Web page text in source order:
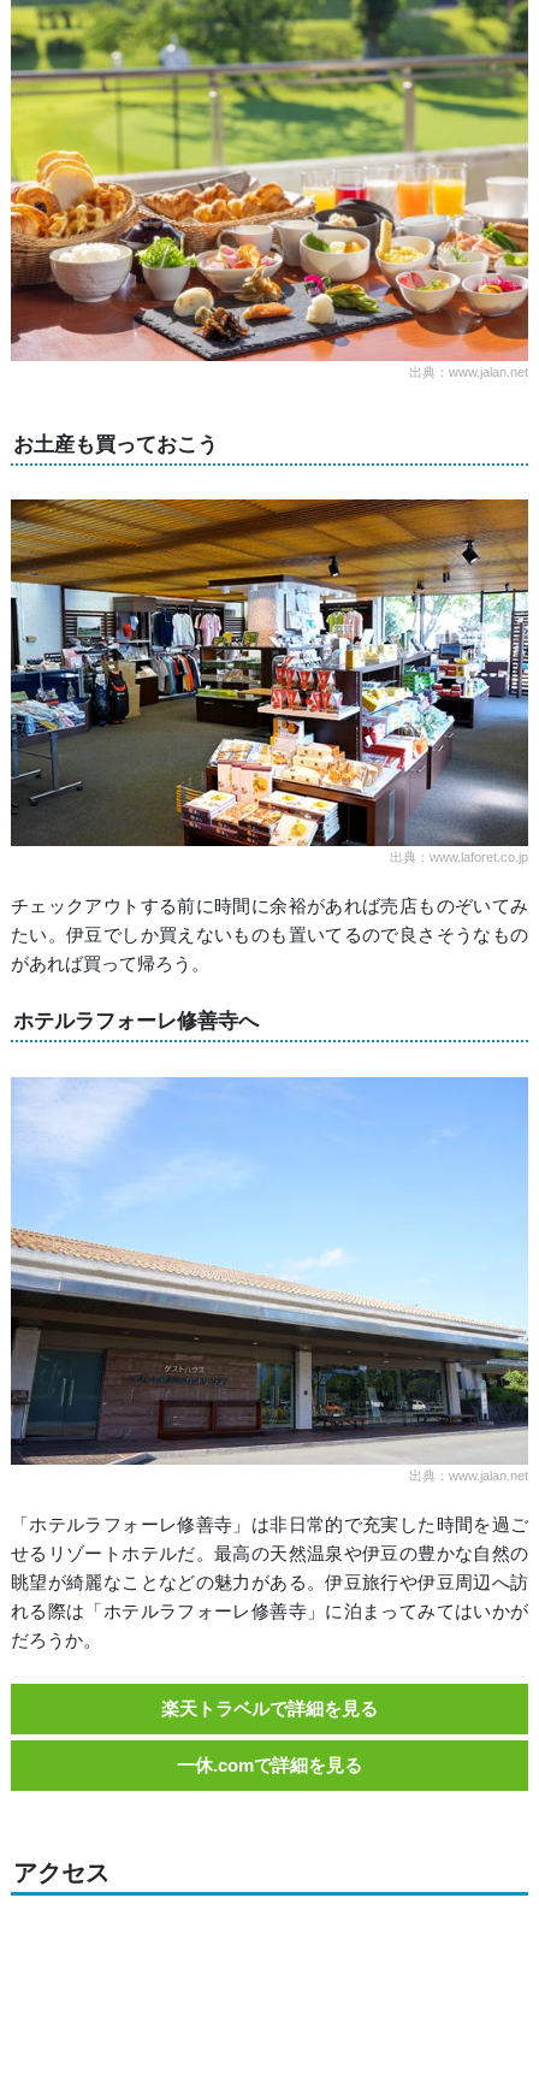
出典：www.jalan.net
お土産も買っておこう
出典：www.laforet.co.jp
チェックアウトする前に時間に余裕があれば売店ものぞいてみ
たい。伊豆でしか買えないものも置いてるので良さそうなもの
があれば買って帰ろう。
ホテルラフォーレ修善寺へ
出典：www.jalan.net
「ホテルラフォーレ修善寺」は非日常的で充実した時間を過ご
せるリゾートホテルだ。最高の天然温泉や伊豆の豊かな自然の
眺望が綺麗なことなどの魅力がある。伊豆旅行や伊豆周辺へ訪
れる際は「ホテルラフォーレ修善寺」に泊まってみてはいかが
だろうか。
楽天トラベルで詳細を見る
一休.comで詳細を見る
アクセス